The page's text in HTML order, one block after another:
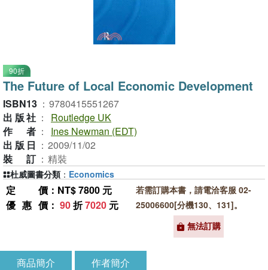
90折
The Future of Local Economic Development
ISBN13 ： 9780415551267
出版社 ：
Routledge UK
作者 ：
Ines Newman (EDT)
出版日 ： 2009/11/02
裝訂 ： 精裝
定價 ：NT$ 7800 元
優惠價 ： 90折7020 元
若需訂購本書，請電洽客服 02-
25006600[分機130、131]。
無法訂購
杜威圖書分類 ： Economics
商品簡介 作者簡介